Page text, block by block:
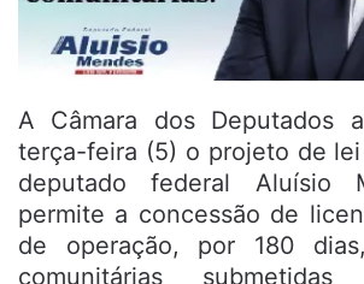
A Câmara dos Deputados
terça-feira (5) o projeto de
deputado federal Aluísio
permite a concessão de
de operação, por 180
comunitárias